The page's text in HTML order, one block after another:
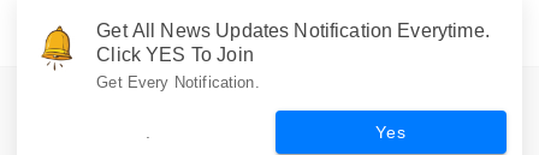
Get All News Updates Notification Everytime.
Click YES To Join
Get Every Notification.
Yes